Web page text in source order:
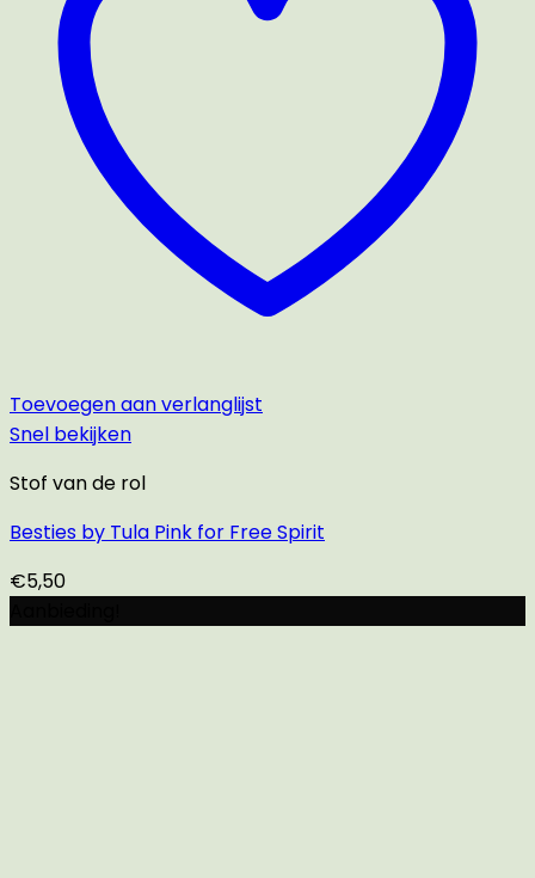
Toevoegen aan verlanglijst
Snel bekijken
Stof van de rol
Besties by Tula Pink for Free Spirit
€5,50